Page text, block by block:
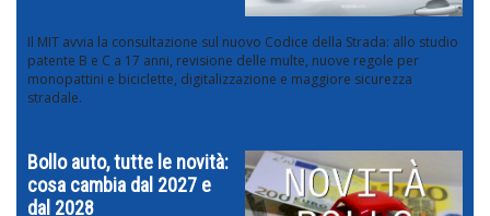
Il MIT avvia la consultazione sul nuovo Codice della Strada: allo studio
patente B e C a 17 anni, revisione delle multe, nuove regole per
monopattini e biciclette, digitalizzazione e maggiore sicurezza
stradale.
Bollo auto, tutte le novità:
cosa cambia dal 2027 e
dal 2028